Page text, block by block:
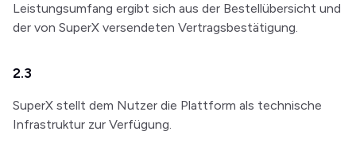
Leistungsumfang ergibt sich aus der Bestellübersicht und
der von SuperX versendeten Vertragsbestätigung.
2.3
SuperX stellt dem Nutzer die Plattform als technische
Infrastruktur zur Verfügung.